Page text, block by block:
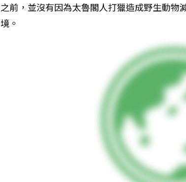
之前，並沒有因為太魯閣人打獵造成野生動
境。